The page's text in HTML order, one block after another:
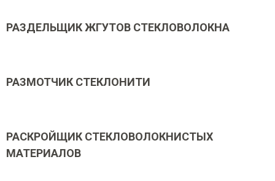
РАЗДЕЛЬЩИК ЖГУТОВ СТЕКЛОВОЛОКНА
РАЗМОТЧИК СТЕКЛОНИТИ
РАСКРОЙЩИК СТЕКЛОВОЛОКНИСТЫХ
МАТЕРИАЛОВ